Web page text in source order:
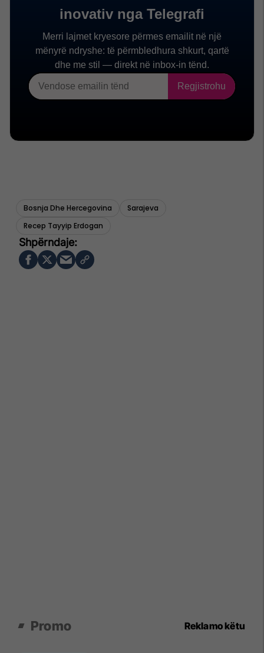
Bosnja Dhe Hercegovina
Sarajeva
Recep Tayyip Erdogan
Promo Reklamo këtu